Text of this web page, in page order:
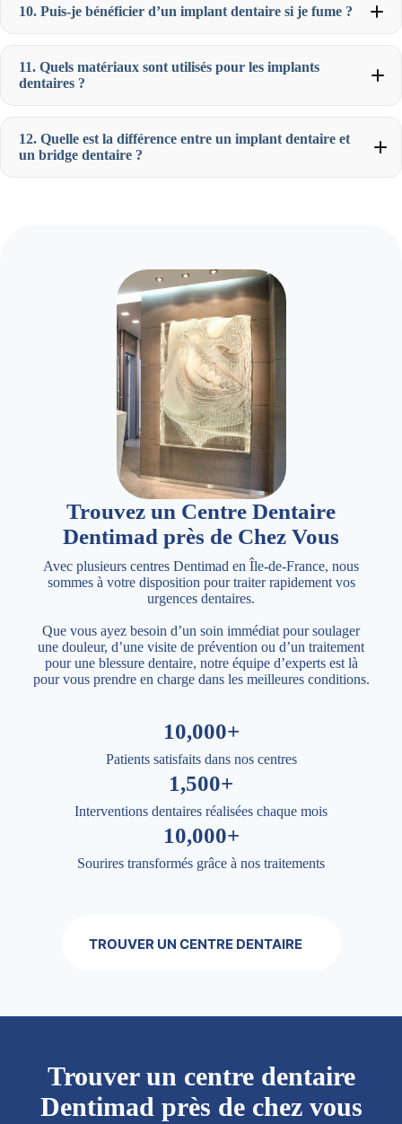
10. Puis-je bénéficier d’un implant dentaire si je fume ?
11. Quels matériaux sont utilisés pour les implants
dentaires ?
12. Quelle est la différence entre un implant dentaire et
un bridge dentaire ?
Trouvez un Centre Dentaire
Dentimad près de Chez Vous
Avec plusieurs centres Dentimad en Île-de-France, nous
sommes à votre disposition pour traiter rapidement vos
urgences dentaires.
Que vous ayez besoin d’un soin immédiat pour soulager
une douleur, d’une visite de prévention ou d’un traitement
pour une blessure dentaire, notre équipe d’experts est là
pour vous prendre en charge dans les meilleures conditions.
10,000+
Patients satisfaits dans nos centres
1,500+
Interventions dentaires réalisées chaque mois
10,000+
Sourires transformés grâce à nos traitements
TROUVER UN CENTRE DENTAIRE
Trouver un centre dentaire
Dentimad près de chez vous